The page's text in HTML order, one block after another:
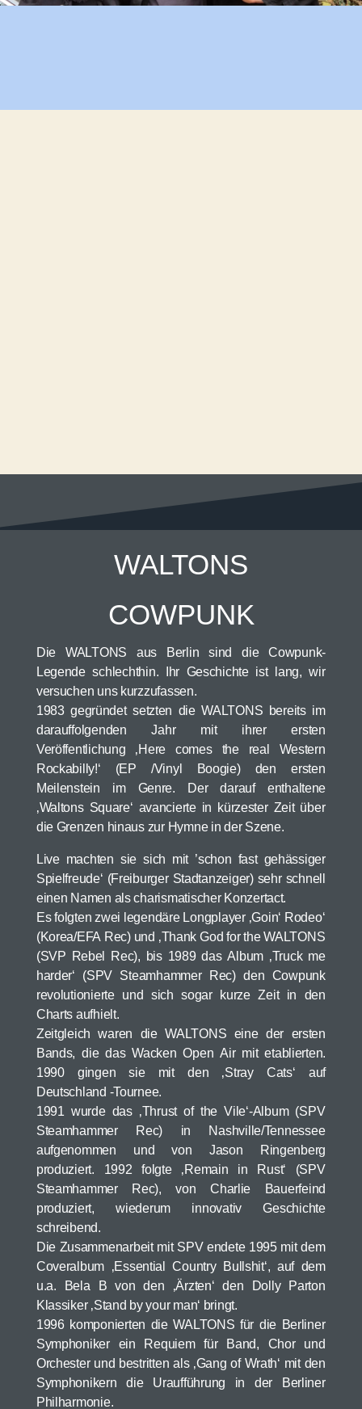
WALTONS
COWPUNK
Die WALTONS aus Berlin sind die Cowpunk-
Legende schlechthin. Ihr Geschichte ist lang, wir
versuchen uns kurzzufassen.
1983 gegründet setzten die WALTONS bereits im
darauffolgenden Jahr mit ihrer ersten
Veröffentlichung ‚Here comes the real Western
Rockabilly!‘ (EP /Vinyl Boogie) den ersten
Meilenstein im Genre. Der darauf enthaltene
‚Waltons Square‘ avancierte in kürzester Zeit über
die Grenzen hinaus zur Hymne in der Szene.
Live machten sie sich mit ’schon fast gehässiger
Spielfreude‘ (Freiburger Stadtanzeiger) sehr schnell
einen Namen als charismatischer Konzertact.
Es folgten zwei legendäre Longplayer ‚Goin‘ Rodeo‘
(Korea/EFA Rec) und ‚Thank God for the WALTONS
(SVP Rebel Rec), bis 1989 das Album ‚Truck me
harder‘ (SPV Steamhammer Rec) den Cowpunk
revolutionierte und sich sogar kurze Zeit in den
Charts aufhielt.
Zeitgleich waren die WALTONS eine der ersten
Bands, die das Wacken Open Air mit etablierten.
1990 gingen sie mit den ‚Stray Cats‘ auf
Deutschland -Tournee.
1991 wurde das ‚Thrust of the Vile‘-Album (SPV
Steamhammer Rec) in Nashville/Tennessee
aufgenommen und von Jason Ringenberg
produziert. 1992 folgte ‚Remain in Rust‘ (SPV
Steamhammer Rec), von Charlie Bauerfeind
produziert, wiederum innovativ Geschichte
schreibend.
Die Zusammenarbeit mit SPV endete 1995 mit dem
Coveralbum ‚Essential Country Bullshit‘, auf dem
u.a. Bela B von den ‚Ärzten‘ den Dolly Parton
Klassiker ‚Stand by your man‘ bringt.
1996 komponierten die WALTONS für die Berliner
Symphoniker ein Requiem für Band, Chor und
Orchester und bestritten als ‚Gang of Wrath‘ mit den
Symphonikern die Uraufführung in der Berliner
Philharmonie.